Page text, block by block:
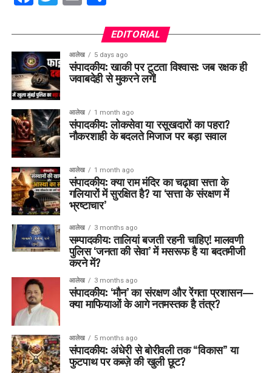
EDITORIAL
आलेख 5 days ago
संपादकीय: खाकी पर टूटता विश्वास: जब रक्षक ही
जवाबदेही से मुकरने लगें!
आलेख 1 month ago
संपादकीय: लोकसेवा या रसूखदारों का पहरा?
नौकरशाही के बदलते मिजाज पर बड़ा सवाल
आलेख 1 month ago
संपादकीय: क्या राम मंदिर का चढ़ावा सत्ता के
गलियारों में सुरक्षित है? या ‘सत्ता के संरक्षण में
भ्रष्टाचार’
आलेख 3 months ago
सम्पादकीय: तालियां बजती रहनी चाहिए! मालवणी
पुलिस ‘जनता की सेवा’ में मसरूफ है या बदतमीजी
करने में?
आलेख 3 months ago
संपादकीय: ‘मौन’ का संरक्षण और रेंगता प्रशासन—
क्या माफियाओं के आगे नतमस्तक है तंत्र?
आलेख 5 months ago
संपादकीय: अंधेरी से बोरीवली तक “विकास” या
फुटपाथ पर कब्ज़े की खुली छूट?